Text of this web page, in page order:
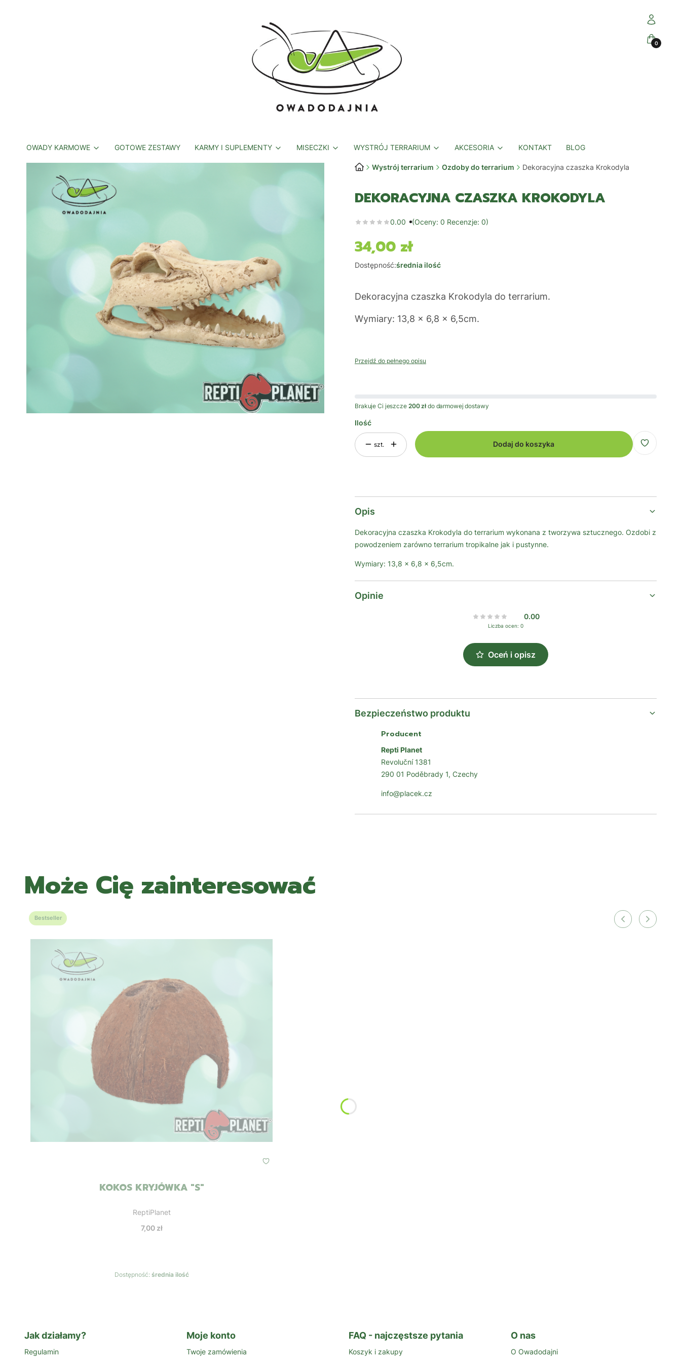
Zaloguj się
Koszyk
OWADY KARMOWE GOTOWE ZESTAWY KARMY I SUPLEMENTY MISECZKI WYSTRÓJ TERRARIUM AKCESORIA KONTAKT BLOG
Wystrój terrarium Ozdoby do terrarium Dekoracyjna czaszka Krokodyla
DEKORACYJNA CZASZKA KROKODYLA
0.00 (Oceny: 0 Recenzje: 0)
Cena
34,00 zł
Dostępność:średnia ilość
Dekoracyjna czaszka Krokodyla do terrarium.
Wymiary: 13,8 x 6,8 x 6,5cm.
Przejdź do pełnego opisu
Brakuje Ci jeszcze 200 zł do darmowej dostawy
Ilość
szt. Dodaj do koszyka
Opis
Dekoracyjna czaszka Krokodyla do terrarium wykonana z tworzywa sztucznego. Ozdobi z
powodzeniem zarówno terrarium tropikalne jak i pustynne.
Wymiary: 13,8 x 6,8 x 6,5cm.
Opinie
0.00
Liczba ocen: 0
Oceń i opisz
Bezpieczeństwo produktu
Producent
Repti Planet
Revoluční 1381
290 01 Poděbrady 1, Czechy
info@placek.cz
Może Cię zainteresować
Bestseller
KOKOS KRYJÓWKA "S"
Producent
ReptiPlanet
Cena
7,00 zł
Dostępność: średnia ilość
Jak działamy? Moje konto FAQ - najczęstsze pytania O nas
Regulamin Twoje zamówienia Koszyk i zakupy O Owadodajni